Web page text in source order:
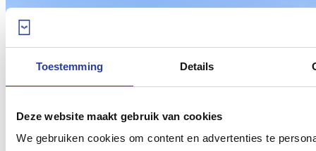
Toestemming Details
Deze website maakt gebruik van cookies
We gebruiken cookies om content en advertenties te